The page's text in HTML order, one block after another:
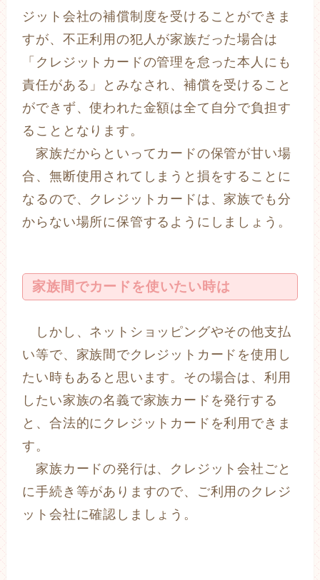
ジット会社の補償制度を受けることができま
すが、不正利用の犯人が家族だった場合は
「クレジットカードの管理を怠った本人にも
責任がある」とみなされ、補償を受けること
ができず、使われた金額は全て自分で負担す
ることとなります。
家族だからといってカードの保管が甘い場
合、無断使用されてしまうと損をすることに
なるので、クレジットカードは、家族でも分
からない場所に保管するようにしましょう。
家族間でカードを使いたい時は
しかし、ネットショッピングやその他支払
い等で、家族間でクレジットカードを使用し
たい時もあると思います。その場合は、利用
したい家族の名義で家族カードを発行する
と、合法的にクレジットカードを利用できま
す。
家族カードの発行は、クレジット会社ごと
に手続き等がありますので、ご利用のクレジ
ット会社に確認しましょう。